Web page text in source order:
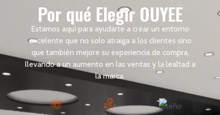
Por qué Elegir OUYEE
Estamos aquí para ayudarte a crear un entorno
excelente que no solo atraiga a los clientes sino
que también mejore su experiencia de compra,
llevando a un aumento en las ventas y la lealtad a
la marca.